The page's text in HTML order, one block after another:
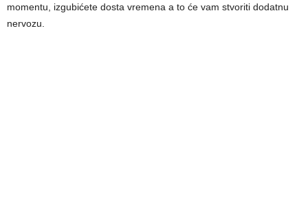
momentu, izgubićete dosta vremena a to će vam stvoriti dodatnu
nervozu.